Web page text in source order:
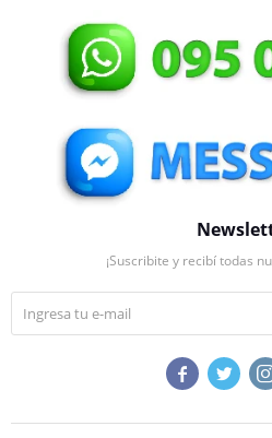
¡Suscribite y recibí todas
 